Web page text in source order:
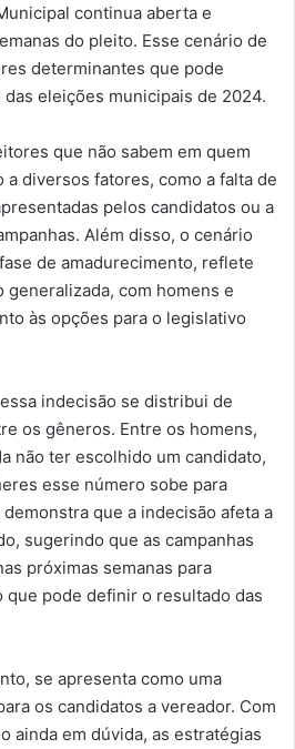
continua aberta e
do pleito. Esse cenário de
determinantes que pode
eleições municipais de 2024.
que não sabem em quem
diversos fatores, como a falta de
pelos candidatos ou a
Além disso, o cenário
de amadurecimento, reflete
generalizada, com homens e
às opções para o legislativo
indecisão se distribui de
os gêneros. Entre os homens,
não ter escolhido um candidato,
esse número sobe para
que a indecisão afeta a
sugerindo que as campanhas
próximas semanas para
pode definir o resultado das
se apresenta como uma
os candidatos a vereador. Com
ainda em dúvida, as estratégias